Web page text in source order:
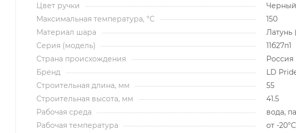
Цвет ручки
Черный
Максимальная температура, °C
150
Материал шара
Латунь
Серия (модель)
11б27п1
Страна происхождения
Россия
Бренд
LD
Строительная длина, мм
55
Строительная высота, мм
41.5
Рабочая среда
вода,
Рабочая температура
от -